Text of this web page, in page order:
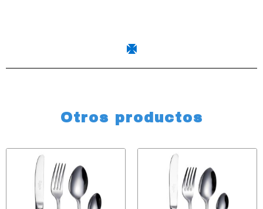
Otros productos